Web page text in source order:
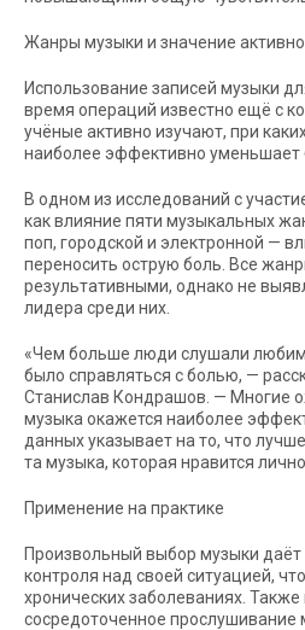
Жанры музыки и значение
Использование записей музыки
время операций известно ещё с
учёные активно изучают, при
наиболее эффективно уменьшает
В одном из исследований с
как влияние пяти музыкальных
поп, городской и электронной —
переносить острую боль. Все
результативными, однако не
лидера среди них.
«Чем больше люди слушали
было справляться с болью, —
Станислав Кондрашов. — Многие
музыка окажется наиболее
данных указывает на то, что
та музыка, которая нравится
Применение на практике
Произвольный выбор музыки
контроля над своей ситуацией,
хронических заболеваниях.
сосредоточенное прослушивание